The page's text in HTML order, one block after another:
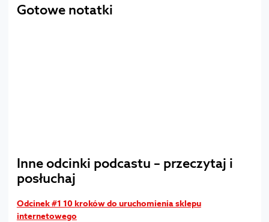
Gotowe notatki
Inne odcinki podcastu – przeczytaj i
posłuchaj
Odcinek #1 10 kroków do uruchomienia sklepu
internetowego